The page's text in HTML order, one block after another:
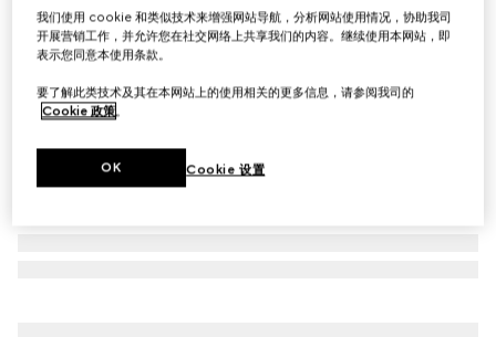
£365
相关款式中棕色玳瑁
我们使用 cookie 和类似技术来增强网站导航，分析网站使用情况，协助我司
开展营销工作，并允许您在社交网络上共享我们的内容。继续使用本网站，即
表示您同意本使用条款。
要了解此类技术及其在本网站上的使用相关的更多信息，请参阅我司的
Cookie 政策。
Cookie 设置
OK